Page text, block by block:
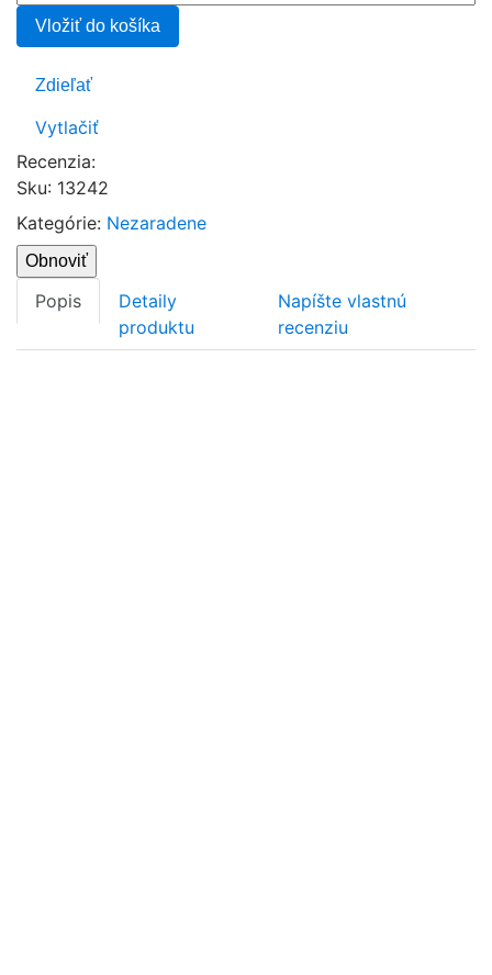
Vložiť do košíka
Zdieľať
Vytlačiť
Recenzia:
Sku: 13242
Kategórie: Nezaradene
Popis
Detaily
produktu
Napíšte vlastnú
recenziu